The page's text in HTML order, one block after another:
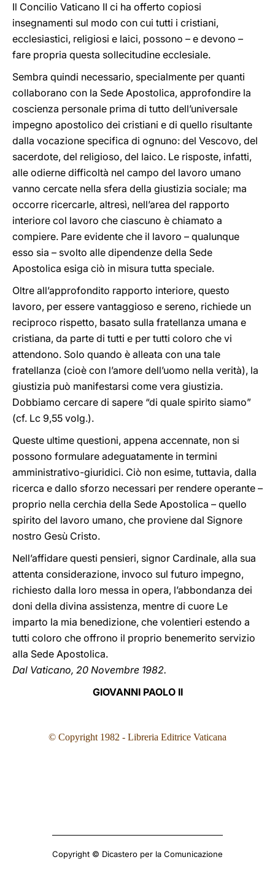
Il Concilio Vaticano II ci ha offerto copiosi
insegnamenti sul modo con cui tutti i cristiani,
ecclesiastici, religiosi e laici, possono – e devono –
fare propria questa sollecitudine ecclesiale.
Sembra quindi necessario, specialmente per quanti
collaborano con la Sede Apostolica, approfondire la
coscienza personale prima di tutto dell’universale
impegno apostolico dei cristiani e di quello risultante
dalla vocazione specifica di ognuno: del Vescovo, del
sacerdote, del religioso, del laico. Le risposte, infatti,
alle odierne difficoltà nel campo del lavoro umano
vanno cercate nella sfera della giustizia sociale; ma
occorre ricercarle, altresì, nell’area del rapporto
interiore col lavoro che ciascuno è chiamato a
compiere. Pare evidente che il lavoro – qualunque
esso sia – svolto alle dipendenze della Sede
Apostolica esiga ciò in misura tutta speciale.
Oltre all’approfondito rapporto interiore, questo
lavoro, per essere vantaggioso e sereno, richiede un
reciproco rispetto, basato sulla fratellanza umana e
cristiana, da parte di tutti e per tutti coloro che vi
attendono. Solo quando è alleata con una tale
fratellanza (cioè con l’amore dell’uomo nella verità), la
giustizia può manifestarsi come vera giustizia.
Dobbiamo cercare di sapere “di quale spirito siamo”
(cf. Lc 9,55 volg.).
Queste ultime questioni, appena accennate, non si
possono formulare adeguatamente in termini
amministrativo-giuridici. Ciò non esime, tuttavia, dalla
ricerca e dallo sforzo necessari per rendere operante –
proprio nella cerchia della Sede Apostolica – quello
spirito del lavoro umano, che proviene dal Signore
nostro Gesù Cristo.
Nell’affidare questi pensieri, signor Cardinale, alla sua
attenta considerazione, invoco sul futuro impegno,
richiesto dalla loro messa in opera, l’abbondanza dei
doni della divina assistenza, mentre di cuore Le
imparto la mia benedizione, che volentieri estendo a
tutti coloro che offrono il proprio benemerito servizio
alla Sede Apostolica.
Dal Vaticano, 20 Novembre 1982.
GIOVANNI PAOLO II
© Copyright 1982 - Libreria Editrice Vaticana
Copyright © Dicastero per la Comunicazione